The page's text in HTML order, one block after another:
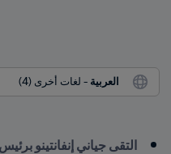
العربية
التقى جياني إنفانتينو